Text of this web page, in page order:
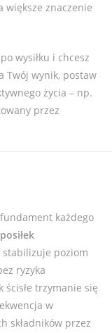
większe znaczenie
wysiłku i chcesz
Twój wynik, postaw
życia – np.
przez
każdego
posiłek
poziom
ryzyka
trzymanie się
w
składników przez